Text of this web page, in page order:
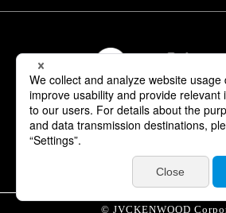
情報セキュリティ基本方
製品安全に関する基本方
サイトご利用にあたって
個人情報保護方針
© JVCKENWOOD